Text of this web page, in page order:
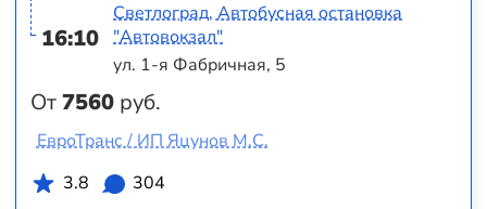
16:10
От7560 руб.
Светлоград, Автобусная остановка
"Автовокзал"
ул. 1-я Фабричная, 5
ЕвроТранс / ИП Яцунов М.С.
3.8
304